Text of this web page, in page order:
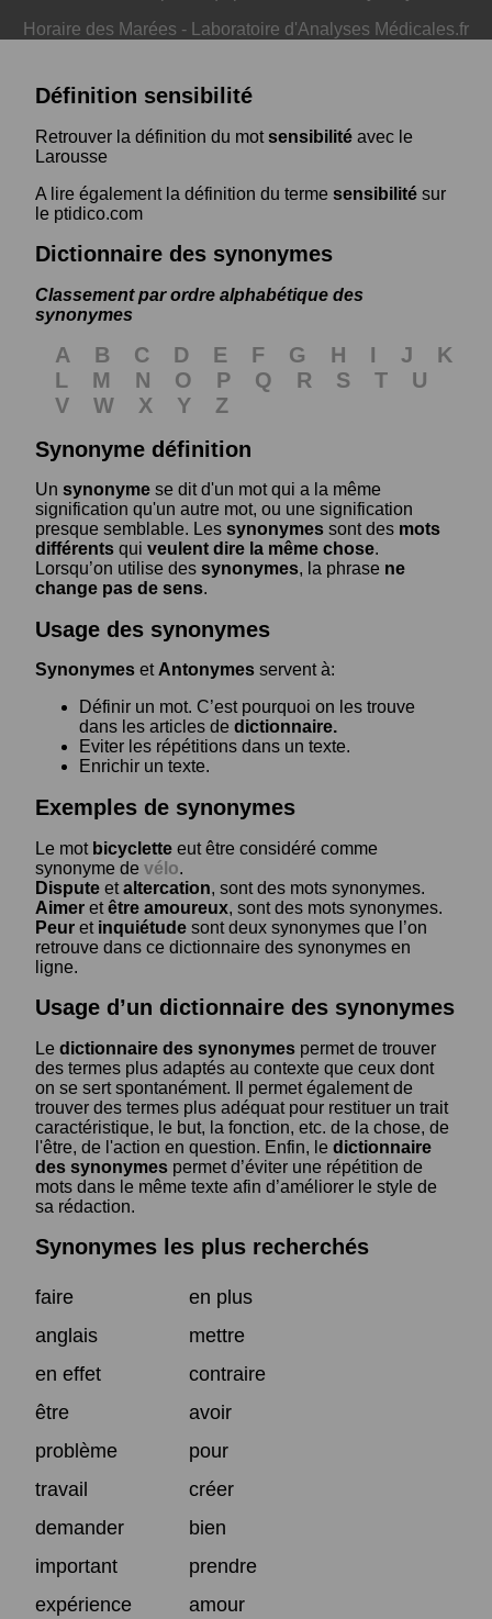
Horaire des Marées - Laboratoire d'Analyses Médicales.fr
Définition sensibilité
Retrouver la définition du motsensibilité avec le
Larousse
A lire également la définition du terme sensibilité sur
le ptidico.com
Dictionnaire des synonymes
Classement par ordre alphabétique des
synonymes
A B C D E F G H I J
K
L
M N O P Q R S T
U
V
W X Y
Z
Synonyme définition
Un synonyme se dit d'un mot qui a la même
signification qu'un autre mot, ou une signification
presque semblable. Les synonymes sont des mots
différents qui veulent dire la même chose.
Lorsqu’on utilise des synonymes, la phrase ne
change pas de sens.
Usage des synonymes
Synonymes etAntonymes servent à:
Définir un mot. C’est pourquoi on les trouve
dans les articles de dictionnaire.
Eviter les répétitions dans un texte.
Enrichir un texte.
Exemples de synonymes
Le mot bicyclette eut être considéré comme
synonyme de vélo.
Dispute etaltercation, sont des mots synonymes.
Aimer etêtre amoureux, sont des mots synonymes.
Peur et inquiétude sont deux synonymes que l’on
retrouve dans ce dictionnaire des synonymes en
ligne.
Usage d’un dictionnaire des synonymes
Le dictionnaire des synonymes permet de trouver
des termes plus adaptés au contexte que ceux dont
on se sert spontanément. Il permet également de
trouver des termes plus adéquat pour restituer un trait
caractéristique, le but, la fonction, etc. de la chose, de
l'être, de l'action en question. Enfin, le dictionnaire
des synonymes permet d’éviter une répétition de
mots dans le même texte afin d’améliorer le style de
sa rédaction.
Synonymes les plus recherchés
faire
en plus
anglais
mettre
en effet
contraire
être
avoir
problème
pour
travail
créer
demander
bien
important
prendre
expérience
amour